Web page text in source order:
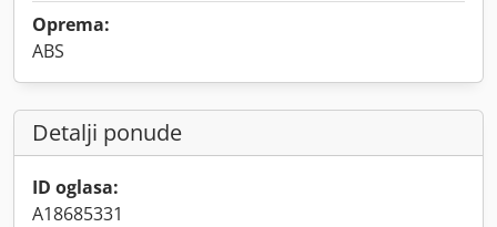
Oprema:
ABS
Detalji ponude
ID oglasa:
A18685331